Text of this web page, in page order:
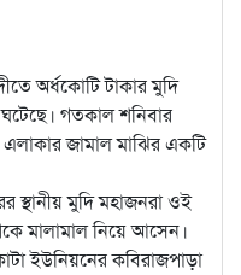
অর্ধকোটি টাকার মুদি
ঘটেছে। গতকাল শনিবার
জামাল মাঝির একটি
স্থানীয় মুদি মহাজনরা ওই
মালামাল নিয়ে আসেন।
ইউনিয়নের কবিরাজপাড়া